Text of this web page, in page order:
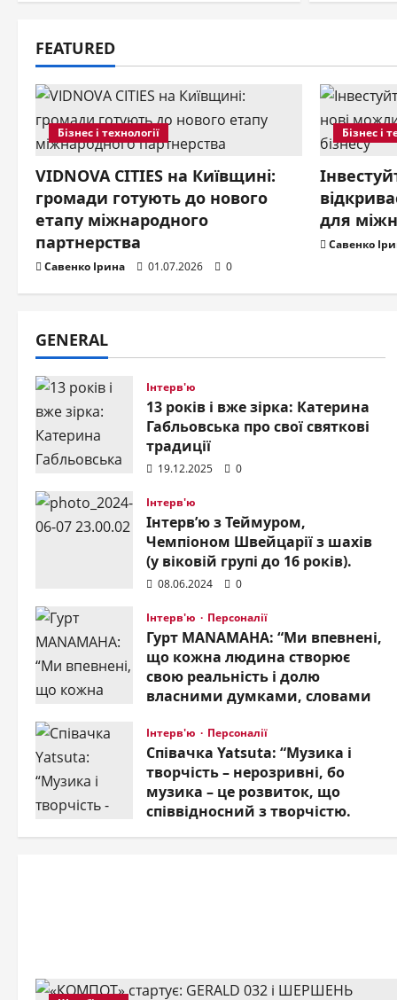
«Є
FEATURED
Бізнес і технології
VIDNOVA CITIES на Київщині:
громади готують до нового
етапу міжнародного
партнерства
Савенко Ірина 01.07.2026 0
Бізнес і
для
Савенко
GENERAL
Інтерв'ю
13 років і вже зірка: Катерина
Габльовська про свої святкові
традиції
19.12.2025 0
Інтерв'ю
Інтерв’ю з Теймуром,
Чемпіоном Швейцарії з шахів
(у віковій групі до 16 років).
08.06.2024 0
Інтерв'ю Персоналії
Гурт MANAMAHA: “Ми впевнені,
що кожна людина створює
свою реальність і долю
власними думками, словами
19.09.2023 0
Інтерв'ю Персоналії
Співачка Yatsuta: “Музика і
творчість – нерозривні, бо
музика – це розвиток, що
співвідносний з творчістю.